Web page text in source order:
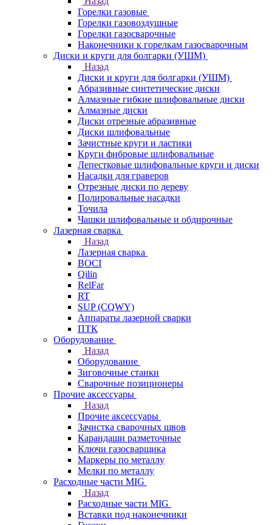
Горелки газовые
Горелки газовоздушные
Горелки газосварочные
Наконечники к горелкам газосварочным
Диски и круги для болгарки (УШМ)
Назад
Диски и круги для болгарки (УШМ)
Абразивные синтетические диски
Алмазные гибкие шлифовальные диски
Алмазные диски
Диски отрезные абразивные
Диски шлифовальные
Зачистные круги и ластики
Круги фибровые шлифовальные
Лепестковые шлифовальные круги и диски
Насадки для граверов
Отрезные диски по дереву
Полировальные насадки
Точила
Чашки шлифовальные и обдирочные
Лазерная сварка
Назад
Лазерная сварка
BOCI
Qilin
RelFar
RT
SUP (CQWY)
Аппараты лазерной сварки
ПТК
Оборудование
Назад
Оборудование
Зиговочные станки
Сварочные позиционеры
Прочие аксессуары
Назад
Прочие аксессуары
Зачистка сварочных швов
Карандаши разметочные
Ключи газосварщика
Маркеры по металлу
Мелки по металлу
Расходные части MIG
Назад
Расходные части MIG
Вставки под наконечники